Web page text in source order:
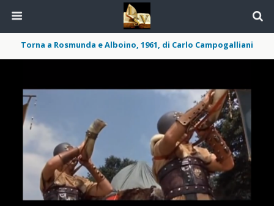
Torna a Rosmunda e Alboino, 1961, di Carlo Campogalliani